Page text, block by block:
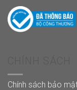
Chính sách bảo